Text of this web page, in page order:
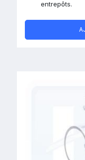
entrepôts.